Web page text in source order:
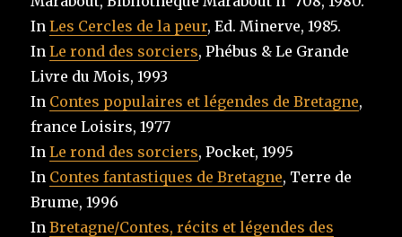
InLes Cercles de la peur, Ed. Minerve, 1985.
InLe rond des sorciers, Phébus & Le Grande
Livre du Mois, 1993
In Contes populaires et légendes de Bretagne,
france Loisirs, 1977
InLe rond des sorciers, Pocket, 1995
In Contes fantastiques de Bretagne, Terre de
Brume, 1996
InBretagne/Contes, récits et légendes des